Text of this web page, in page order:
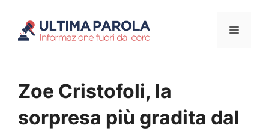
Menu
Zoe Cristofoli, la
sorpresa più gradita dal